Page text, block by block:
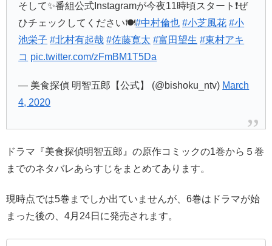
そして✨番組公式Instagramが今夜11時頃スタート❗️ぜ
ひチェックしてください🍽#中村倫也 #小芝風花 #小
池栄子 #北村有起哉 #佐藤寛太 #富田望生 #東村アキ
コ pic.twitter.com/zFmBM1T5Da
— 美食探偵 明智五郎【公式】 (@bishoku_ntv) March
4, 2020
ドラマ『美食探偵明智五郎』の原作コミックの1巻から５巻
までのネタバレあらすじをまとめてあります。
現時点では5巻までしか出ていませんが、6巻はドラマが始
まった後の、4月24日に発売されます。